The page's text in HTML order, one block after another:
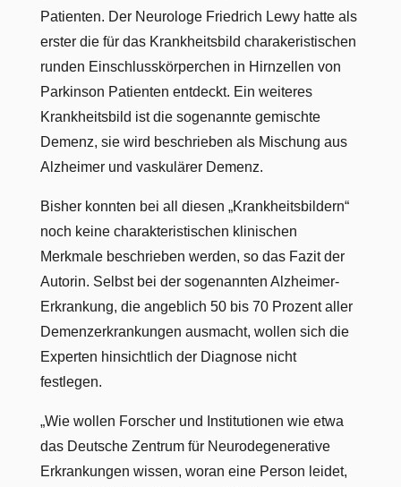
Patienten. Der Neurologe Friedrich Lewy hatte als
erster die für das Krankheitsbild charakeristischen
runden Einschlusskörperchen in Hirnzellen von
Parkinson Patienten entdeckt. Ein weiteres
Krankheitsbild ist die sogenannte gemischte
Demenz, sie wird beschrieben als Mischung aus
Alzheimer und vaskulärer Demenz.
Bisher konnten bei all diesen „Krankheitsbildern“
noch keine charakteristischen klinischen
Merkmale beschrieben werden, so das Fazit der
Autorin. Selbst bei der sogenannten Alzheimer-
Erkrankung, die angeblich 50 bis 70 Prozent aller
Demenzerkrankungen ausmacht, wollen sich die
Experten hinsichtlich der Diagnose nicht
festlegen.
„Wie wollen Forscher und Institutionen wie etwa
das Deutsche Zentrum für Neurodegenerative
Erkrankungen wissen, woran eine Person leidet,